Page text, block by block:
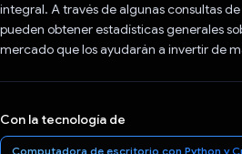
integral. A través de algunas consultas
pueden obtener estadísticas generales
mercado que los ayudarán a invertir de
Con la tecnología de
Computadora de escritorio con Python y